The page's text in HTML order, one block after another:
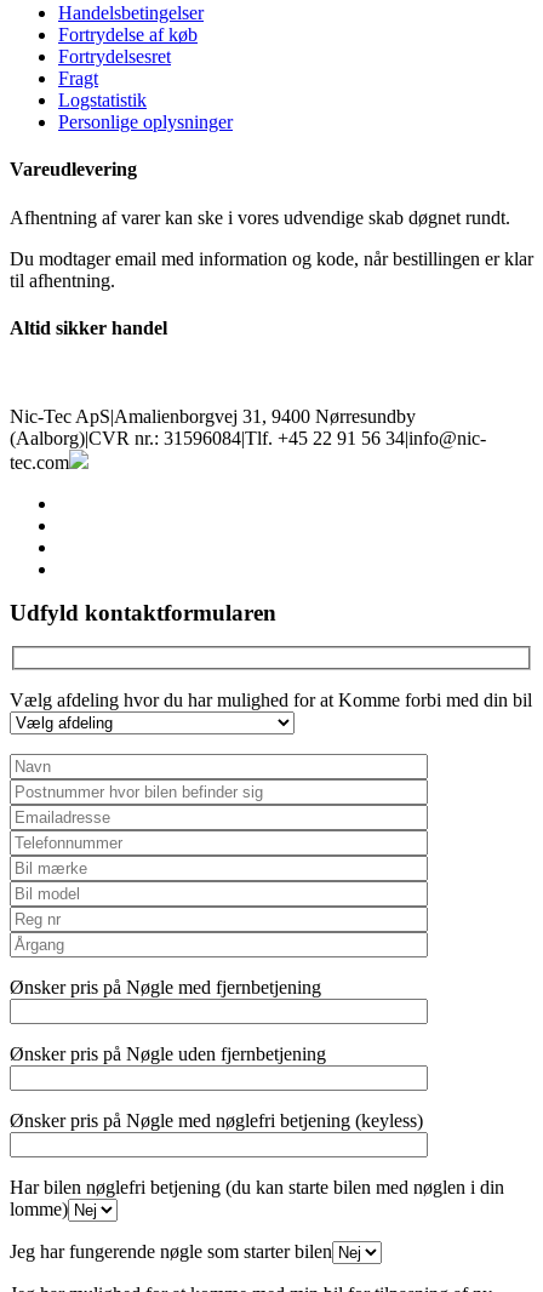
Handelsbetingelser
Fortrydelse af køb
Fortrydelsesret
Fragt
Logstatistik
Personlige oplysninger
Vareudlevering
Afhentning af varer kan ske i vores udvendige skab døgnet rundt.
Du modtager email med information og kode, når bestillingen er klar
til afhentning.
Altid sikker handel
Nic-Tec ApS|Amalienborgvej 31, 9400 Nørresundby
(Aalborg)|CVR nr.: 31596084|Tlf. +45 22 91 56 34|info@nic-
tec.com
Udfyld kontaktformularen
Vælg afdeling hvor du har mulighed for at Komme forbi med din bil
Ønsker pris på Nøgle med fjernbetjening
Ønsker pris på Nøgle uden fjernbetjening
Ønsker pris på Nøgle med nøglefri betjening (keyless)
Har bilen nøglefri betjening (du kan starte bilen med nøglen i din
lomme)
Jeg har fungerende nøgle som starter bilen